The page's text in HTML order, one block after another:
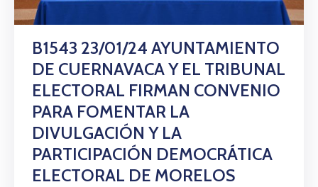
B1543 23/01/24 AYUNTAMIENTO
DE CUERNAVACA Y EL TRIBUNAL
ELECTORAL FIRMAN CONVENIO
PARA FOMENTAR LA
DIVULGACIÓN Y LA
PARTICIPACIÓN DEMOCRÁTICA
ELECTORAL DE MORELOS